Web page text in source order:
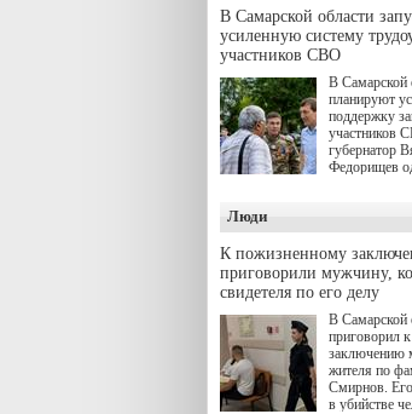
В Самарской области
усиленную систему
участников СВО
В Самарской
планируют
поддержку
участников
губернатор
Федорищев
Живайкина,
на
спокойную
мирной жизни.
Люди
К пожизненному
приговорили мужчину,
свидетеля по его делу
В Самарской
приговорил
заключению
жителя по
Смирнов.
в убийстве